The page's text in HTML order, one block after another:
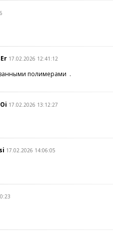
17.02.2026 12:41:12
полимерами .
17.02.2026 13:12:27
17.02.2026 14:06:05